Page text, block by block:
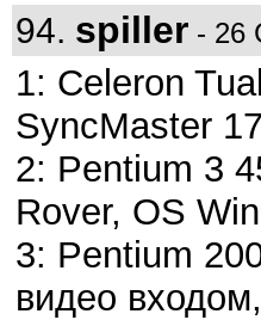
94. spiller - 26
1: Celeron
SyncMaster
2: Pentium 3
Rover, OS
3: Pentium
видео